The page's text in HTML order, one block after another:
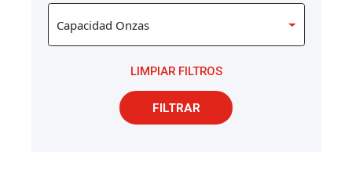
LIMPIAR FILTROS
FILTRAR